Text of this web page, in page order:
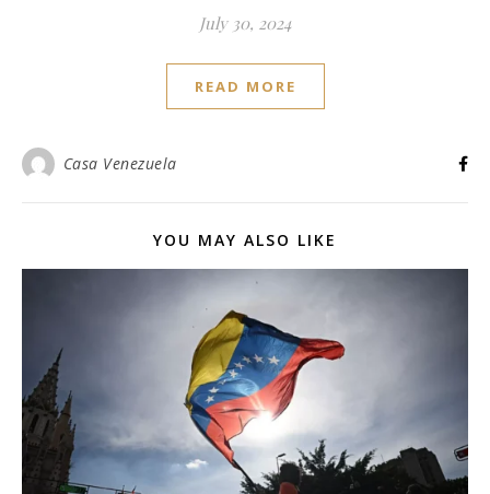
July 30, 2024
READ MORE
Casa Venezuela
YOU MAY ALSO LIKE